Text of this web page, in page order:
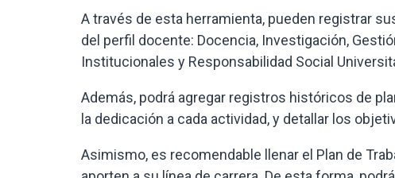
A través de esta herramienta, pueden registrar
del perfil docente: Docencia, Investigación,
Institucionales y Responsabilidad Social
Además, podrá agregar registros históricos de
la dedicación a cada actividad, y detallar los
Asimismo, es recomendable llenar el Plan de